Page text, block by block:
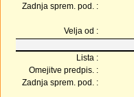
Zadnja sprem. pod. :
Velja od :
Lista :
Omejitve predpis. :
Zadnja sprem. pod. :